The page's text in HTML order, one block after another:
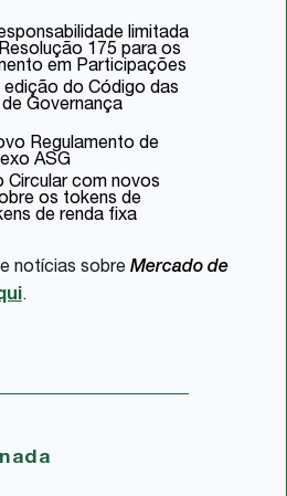
limitada
175 para os
em Participações
edição do Código das
Governança
Regulamento de
ASG
Circular com novos
os tokens de
de renda fixa
notícias sobre Mercado de
.